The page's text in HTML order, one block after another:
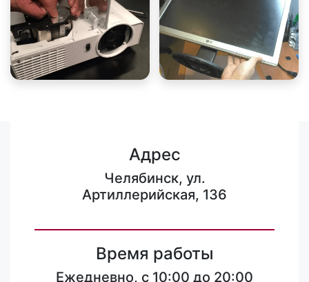
Адрес
Челябинск, ул.
Артиллерийская, 136
Время работы
Ежедневно, с 10:00 до 20:00